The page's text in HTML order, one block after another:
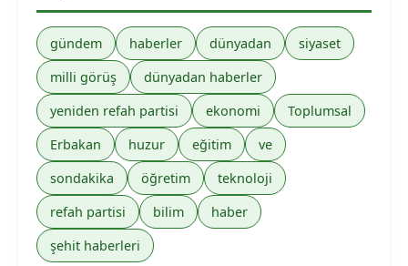
gündem haberler dünyadan
siyaset
milli görüş
dünyadan haberler
yeniden refah partisi
ekonomi
Toplumsal
Erbakan
huzur eğitim
ve
sondakika
öğretim
teknoloji
refah partisi
bilim
haber
şehit haberleri